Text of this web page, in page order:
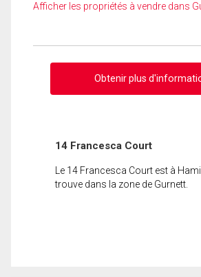
Afficher les propriétés à vendre dans
Obtenir plus
14 Francesca Court
Le 14 Francesca Court est à
trouve dans la zone de Gurnett.